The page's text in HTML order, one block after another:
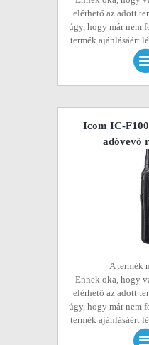
elérhető az adott
úgy, hogy már nem
termék ajánlásáért
Icom IC-
adóvevő
A termék
Ennek oka, hogy
elérhető az adott
úgy, hogy már nem
termék ajánlásáért